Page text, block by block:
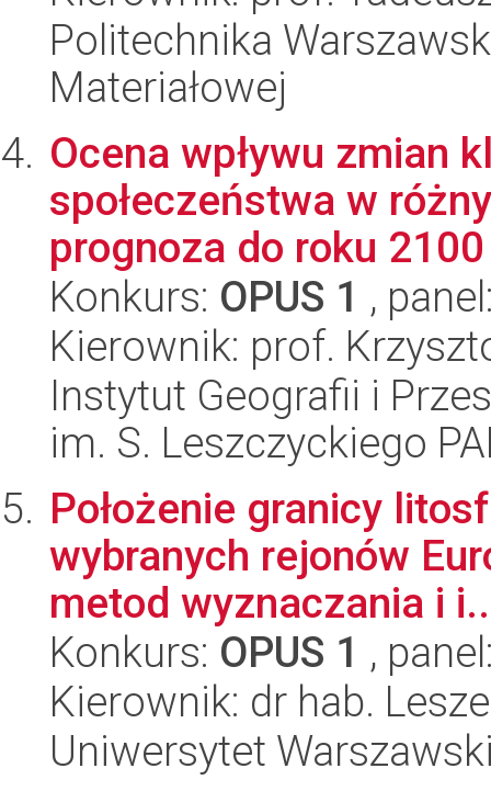
Politechnika
Materiałowej
Ocena wpływu zmian
społeczeństwa w
prognoza do roku 2100
Konkurs: OPUS 1 ,
Kierownik: prof.
Instytut Geografii i
im. S. Leszczyckiego
Położenie granicy
wybranych rejonów
metod wyznaczania i
Konkurs: OPUS 1 ,
Kierownik: dr hab.
Uniwersytet